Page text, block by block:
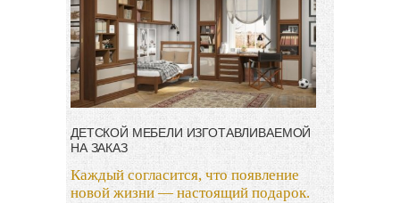
ДЕТСКОЙ МЕБЕЛИ ИЗГОТАВЛИВАЕМОЙ
НА ЗАКАЗ
Каждый согласится, что появление
новой жизни — настоящий подарок.